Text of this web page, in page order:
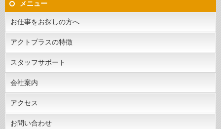
メニュー
お仕事をお探しの方へ
アクトプラスの特徴
スタッフサポート
会社案内
アクセス
お問い合わせ